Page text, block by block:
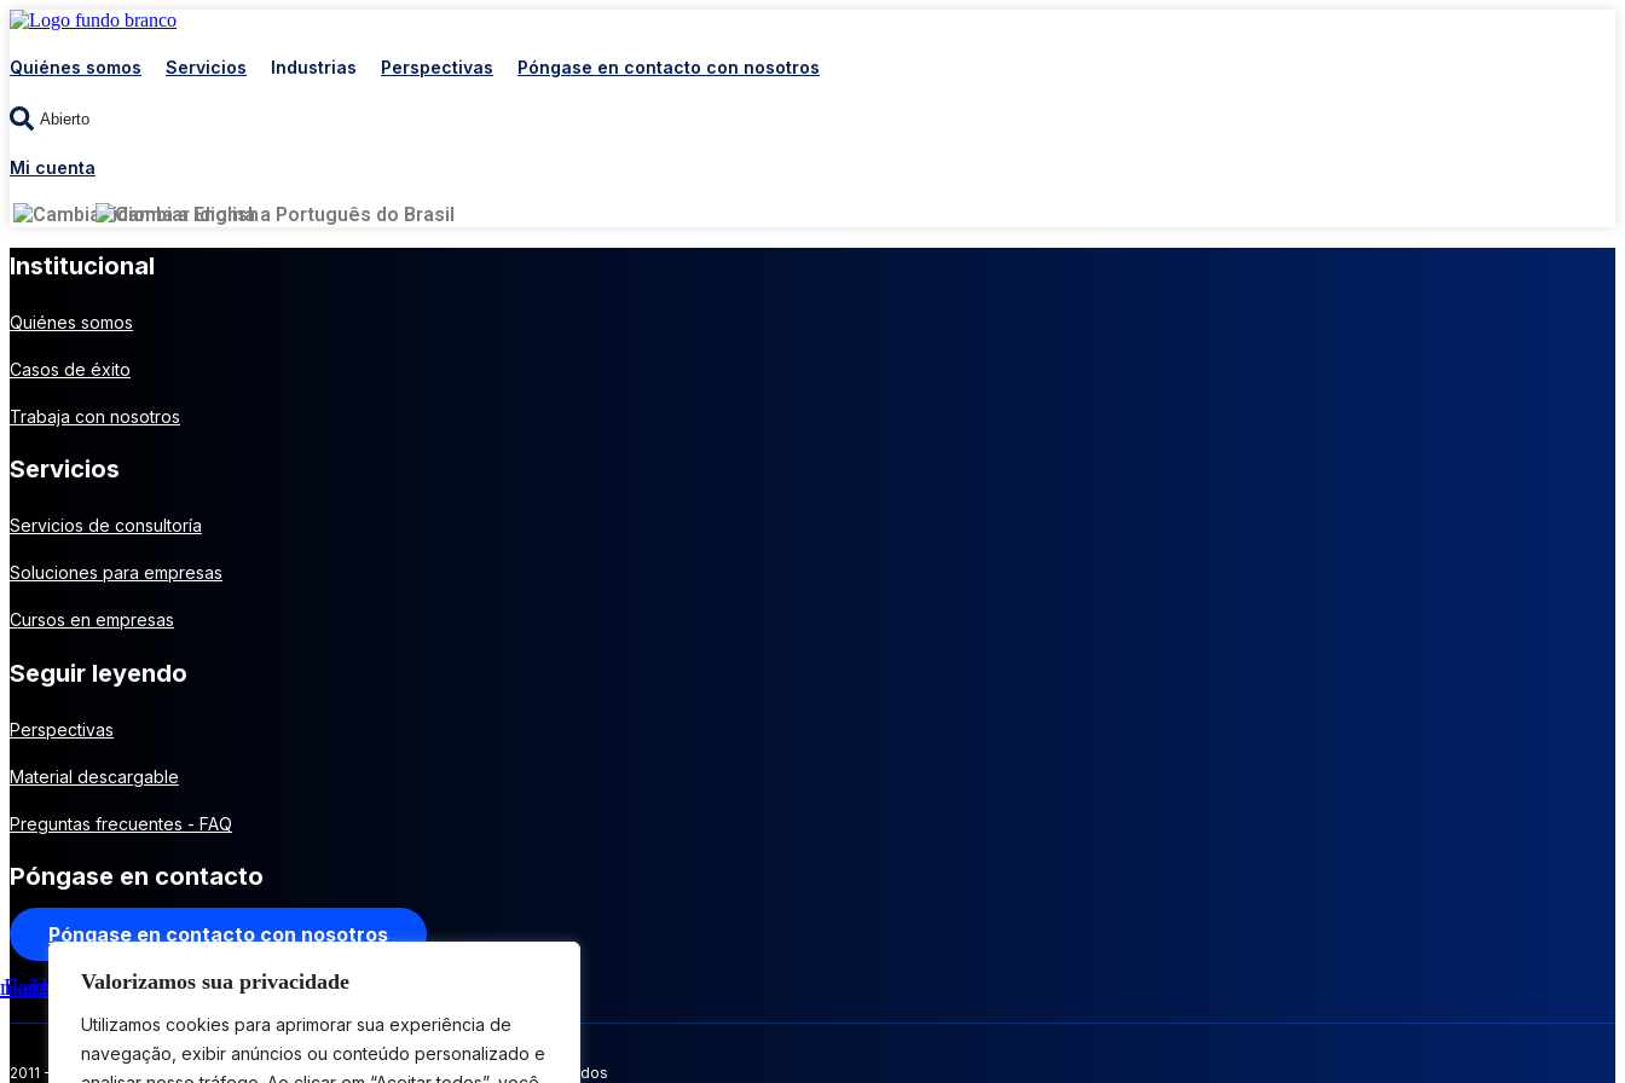
Valorizamos sua privacidade
Utilizamos cookies para aprimorar sua experiência de
navegação, exibir anúncios ou conteúdo personalizado e
Quiénes somos Servicios Industrias Perspectivas Póngase en contacto con nosotros
Abierto
Mi cuenta
Institucional
Quiénes somos
Casos de éxito
Trabaja con nosotros
Servicios
Servicios de consultoría
Soluciones para empresas
Cursos en empresas
Seguir leyendo
Perspectivas
Material descargable
Preguntas frecuentes - FAQ
Póngase en contacto
Póngase en contacto con nosotros
Facebook
Instagram
X-
Youtube
2011 - 2026 Master House Soluciones Innovadoras. Todos los derechos reservados